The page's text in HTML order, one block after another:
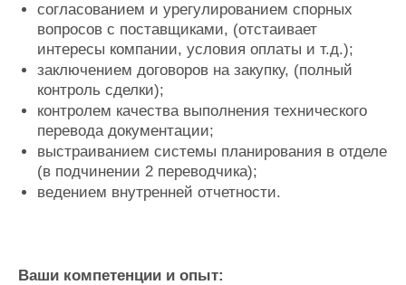
согласованием и урегулированием спорных
вопросов с поставщиками, (отстаивает
интересы компании, условия оплаты и т.д.);
заключением договоров на закупку, (полный
контроль сделки);
контролем качества выполнения технического
перевода документации;
выстраиванием системы планирования в отделе
(в подчинении 2 переводчика);
ведением внутренней отчетности.
Ваши компетенции и опыт: